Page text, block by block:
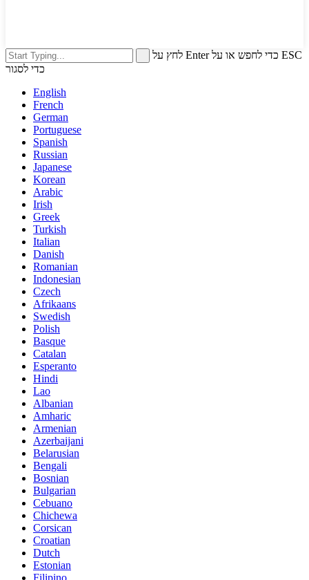
לחץ על Enter כדי לחפש או על ESC
כדי לסגור
English
French
German
Portuguese
Spanish
Russian
Japanese
Korean
Arabic
Irish
Greek
Turkish
Italian
Danish
Romanian
Indonesian
Czech
Afrikaans
Swedish
Polish
Basque
Catalan
Esperanto
Hindi
Lao
Albanian
Amharic
Armenian
Azerbaijani
Belarusian
Bengali
Bosnian
Bulgarian
Cebuano
Chichewa
Corsican
Croatian
Dutch
Estonian